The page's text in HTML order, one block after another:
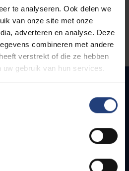
te analyseren. Ook delen we
van onze site met onze
adverteren en analyse. Deze
combineren met andere
verstrekt of die ze hebben
gebruik van hun services.